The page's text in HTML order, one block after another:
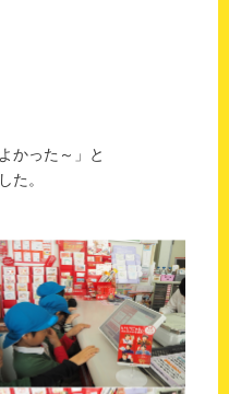
かった～」と
た。